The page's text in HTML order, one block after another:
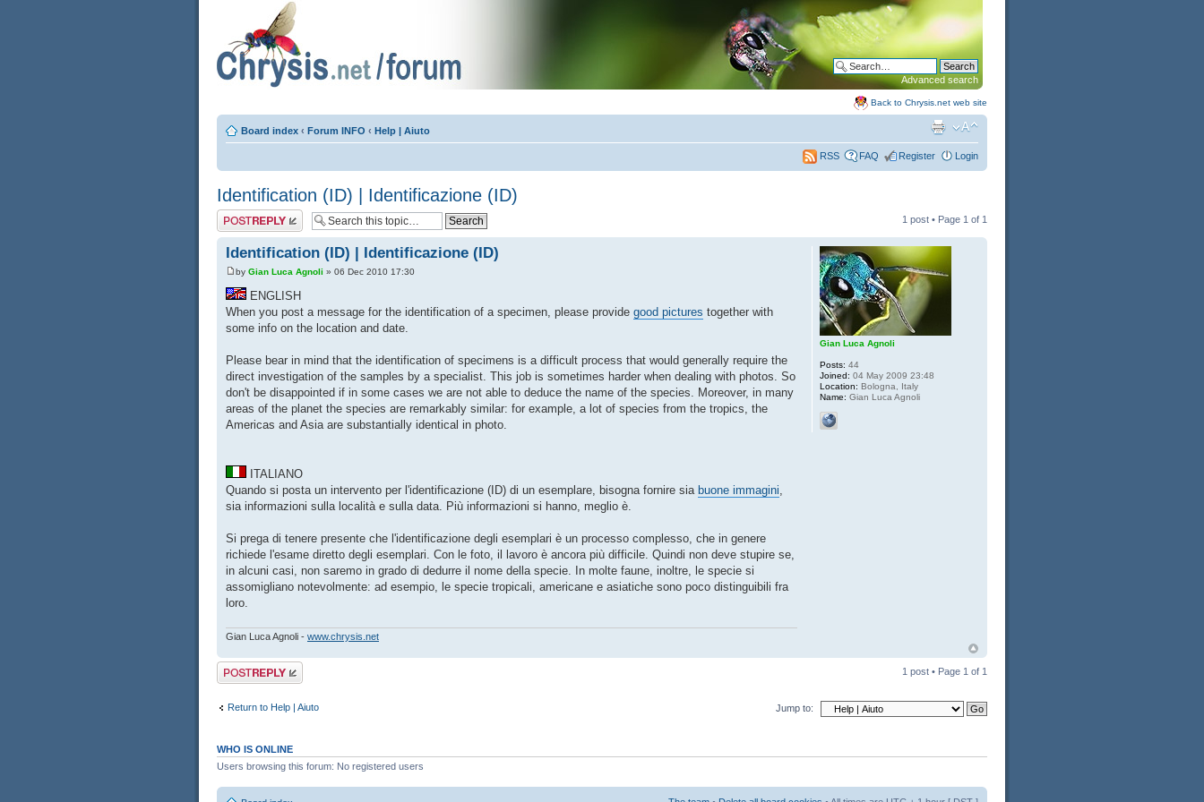
Advanced search
Back to Chrysis.net web site
Board index ‹ Forum INFO ‹ Help | Aiuto
RSS FAQ Register Login
Identification (ID) | Identificazione (ID)
Post a reply 1 post • Page 1 of 1
Identification (ID) | Identificazione (ID)
by Gian Luca Agnoli » 06 Dec 2010 17:30
ENGLISH
When you post a message for the identification of a specimen, please provide good pictures together with
some info on the location and date.
Please bear in mind that the identification of specimens is a difficult process that would generally require the
direct investigation of the samples by a specialist. This job is sometimes harder when dealing with photos. So
don't be disappointed if in some cases we are not able to deduce the name of the species. Moreover, in many
areas of the planet the species are remarkably similar: for example, a lot of species from the tropics, the
Americas and Asia are substantially identical in photo.
ITALIANO
Quando si posta un intervento per l'identificazione (ID) di un esemplare, bisogna fornire sia buone immagini,
sia informazioni sulla località e sulla data. Più informazioni si hanno, meglio è.
Si prega di tenere presente che l'identificazione degli esemplari è un processo complesso, che in genere
richiede l'esame diretto degli esemplari. Con le foto, il lavoro è ancora più difficile. Quindi non deve stupire se,
in alcuni casi, non saremo in grado di dedurre il nome della specie. In molte faune, inoltre, le specie si
assomigliano notevolmente: ad esempio, le specie tropicali, americane e asiatiche sono poco distinguibili fra
loro.
Gian Luca Agnoli - www.chrysis.net
Gian Luca Agnoli
Posts: 44
Joined: 04 May 2009 23:48
Location: Bologna, Italy
Name: Gian Luca Agnoli
Post a reply 1 post • Page 1 of 1
Return to Help | Aiuto Jump to:
WHO IS ONLINE
Users browsing this forum: No registered users